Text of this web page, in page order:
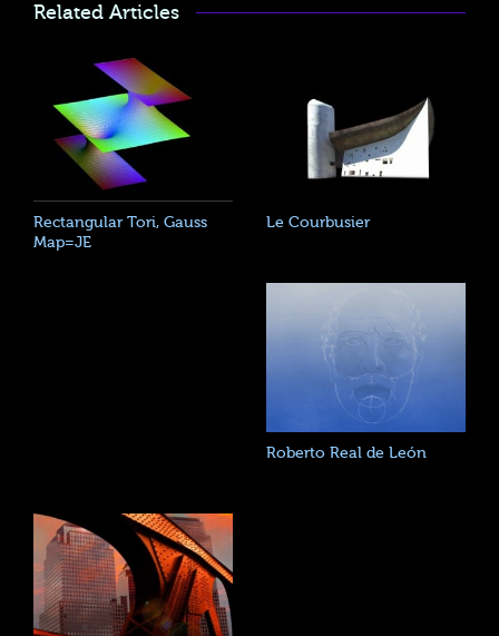
Related Articles
Rectangular Tori, Gauss
Map=JE
Le Courbusier
Roberto Real de León